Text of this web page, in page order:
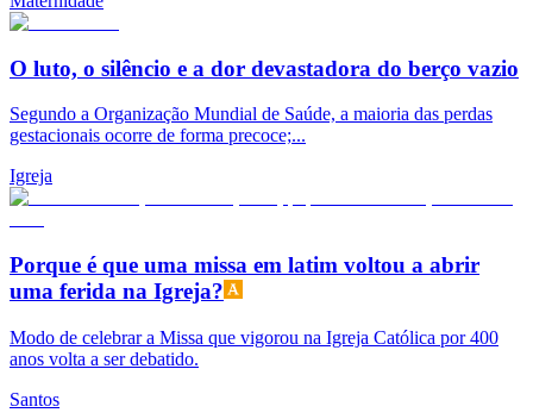
O luto, o silêncio e a dor devastadora do berço vazio
Segundo a Organização Mundial de Saúde, a maioria das perdas
gestacionais ocorre de forma precoce;...
Igreja
Porque é que uma missa em latim voltou a abrir
uma ferida na Igreja?
Modo de celebrar a Missa que vigorou na Igreja Católica por 400
anos volta a ser debatido.
Santos